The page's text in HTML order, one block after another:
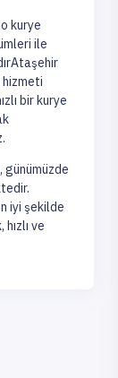
kurye
ile
bir kurye
iyi şekilde
ve